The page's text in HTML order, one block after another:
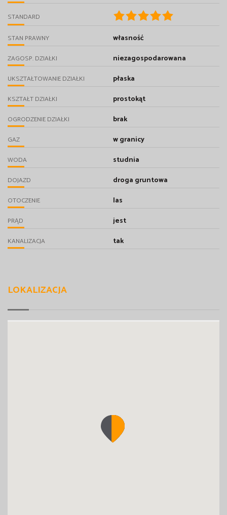
STANDARD
STAN PRAWNY własność
ZAGOSP. DZIAŁKI niezagospodarowana
UKSZTAŁTOWANIE DZIAŁKI płaska
KSZTAŁT DZIAŁKI prostokąt
OGRODZENIE DZIAŁKI brak
GAZ w granicy
WODA studnia
DOJAZD droga gruntowa
OTOCZENIE las
PRĄD jest
KANALIZACJA tak
LOKALIZACJA